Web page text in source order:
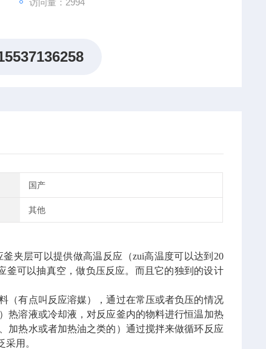
访问量：2994
国产
其他
夹层可以提供做高温反应（zui高温度可以达到20
可以抽真空，做负压反应。而且它的独到的设计
（有点叫反应溶媒），通过在常压或者负压的情况
热溶液或冷却液，对反应釜内的物料进行恒温加热
加热水或者加热油之类的）通过搅拌来做循环反应
用。